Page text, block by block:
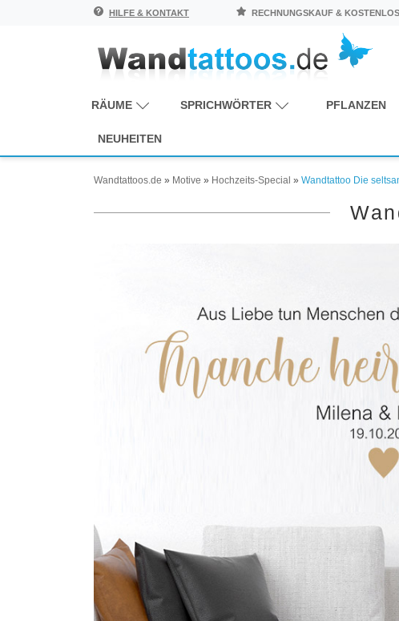
HILFE & KONTAKT RECHNUNGSKAUF &
RÄUME SPRICHWÖRTER PFLANZEN
NEUHEITEN
Wandtattoos.de » Motive » Hochzeits-Special » Wandtattoo Die